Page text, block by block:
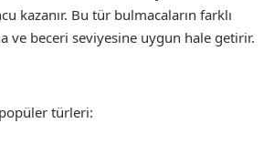
kazanır. Bu tür bulmacaların farklı
ve beceri seviyesine uygun hale getirir.
popüler türleri: